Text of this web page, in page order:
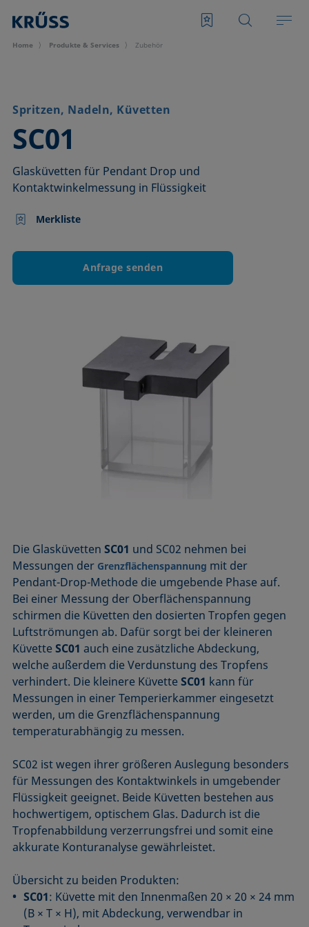
Home Produkte & Services Zubehör
Spritzen, Nadeln, Küvetten
SC01
–
Glasküvetten für Pendant Drop und
Kontaktwinkelmessung in Flüssigkeit
Merkliste
Anfrage senden
Die GlasküvettenSC01 und SC02 nehmen bei
Messungen der Grenzflächenspannung mit der
Pendant-Drop-Methode die umgebende Phase auf.
Bei einer Messung der Oberflächen­spannung
schirmen die Küvetten den dosierten Tropfen gegen
Luft­strömungen ab. Dafür sorgt bei der kleineren
KüvetteSC01auch eine zusätzliche Abdeckung,
welche außerdem die Verdunstung des Tropfens
verhindert. Die kleinere KüvetteSC01 kann für
Messungen in einer Temperier­kammer eingesetzt
werden, um die Grenz­flächen­spannung
temperaturabhängig zu messen.
SC02 ist wegen ihrer größeren Auslegung besonders
für Messungen des Kontaktwinkels in umgebender
Flüssigkeit geeignet. Beide Küvetten bestehen aus
hochwertigem, optischem Glas. Dadurch ist die
Tropfen­abbildung verzerrungsfrei und somit eine
akkurate Konturanalyse gewährleistet.
Übersicht zu beiden Produkten:
SC01: Küvette mit den Innenmaßen 20 × 20 × 24 mm
(B × T × H), mit Abdeckung, verwendbar in